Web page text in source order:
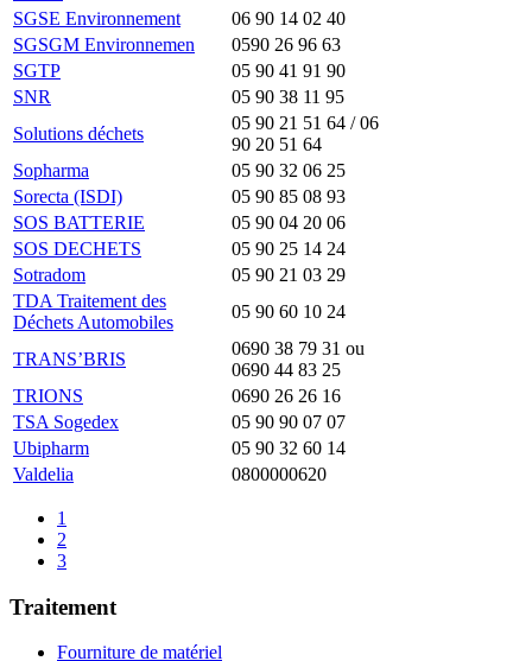
SGSE Environnement
06 90 14 02 40
SGSGM Environnemen
0590 26 96 63
SGTP
05 90 41 91 90
SNR
05 90 38 11 95
Solutions déchets
05 90 21 51 64 / 06
90 20 51 64
Sopharma
05 90 32 06 25
Sorecta (ISDI)
05 90 85 08 93
SOS BATTERIE
05 90 04 20 06
SOS DECHETS
05 90 25 14 24
Sotradom
05 90 21 03 29
TDA Traitement des
Déchets Automobiles
05 90 60 10 24
TRANS’BRIS
0690 38 79 31 ou
0690 44 83 25
TRIONS
0690 26 26 16
TSA Sogedex
05 90 90 07 07
Ubipharm
05 90 32 60 14
Valdelia
0800000620
1
2
3
Traitement
Fourniture de matériel